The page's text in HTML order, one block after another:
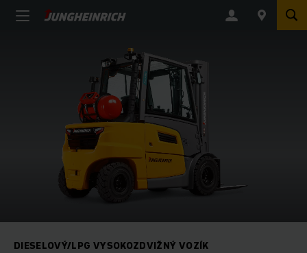
DIESELOVÝ/LPG VYSOKOZDVIŽNÝ VOZÍK